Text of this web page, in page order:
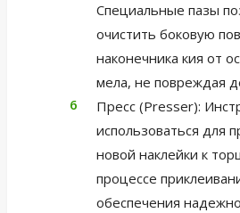
Специальные пазы
очистить боковую
наконечника кия от
мела, не повреждая
Пресс (Presser):
использоваться для
новой наклейки к
процессе
обеспечения